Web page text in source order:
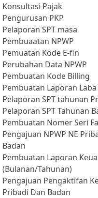
Konsultasi Pajak
Pengurusan PKP
Pelaporan SPT masa
Pembuaatan NPWP
Pemuatan Kode E-fin
Perubahan Data NPWP
Pembuatan Kode Billing
Pembuatan Laporan Laba
Pelaporan SPT tahunan
Pelaporan SPT Tahunan
Pembuatan Nomer Seri
Pengajuan NPWP NE
Badan
Pembuatan Laporan
(Bulanan/Tahunan)
Pengajuan Pengaktifan
Pribadi Dan Badan